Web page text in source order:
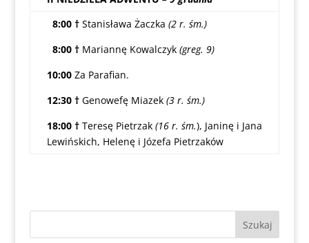
8:00 † Stanisława Żaczka (2 r. śm.)
8:00 † Mariannę Kowalczyk (greg. 9)
10:00 Za Parafian.
12:30 † Genowefę Miazek (3 r. śm.)
18:00 † Teresę Pietrzak (16 r. śm.), Janinę i Jana
Lewińskich, Helenę i Józefa Pietrzaków